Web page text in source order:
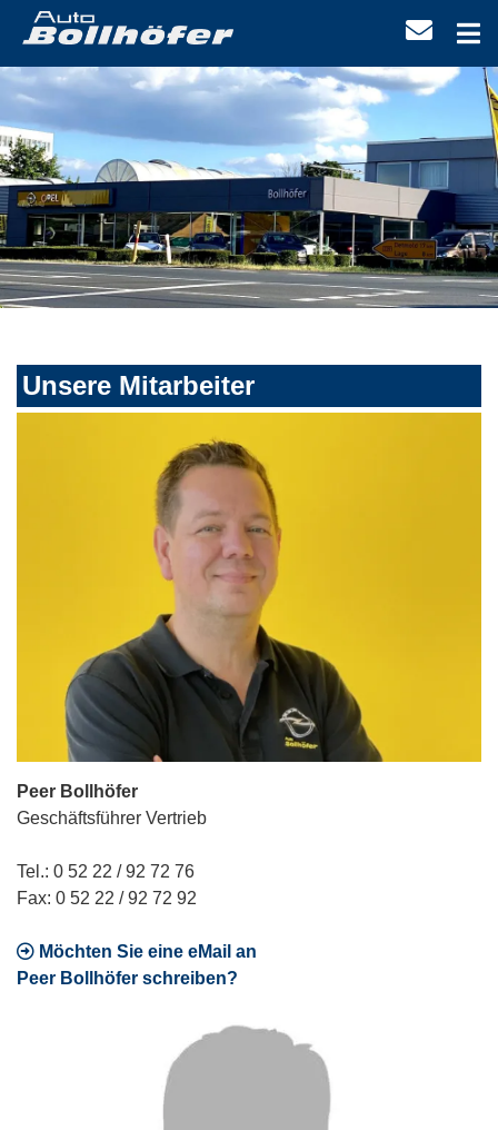
Unsere Mitarbeiter
Peer Bollhöfer
Geschäftsführer Vertrieb
Tel.: 0 52 22 / 92 72 76
Fax: 0 52 22 / 92 72 92
Möchten Sie eine eMail an
Peer Bollhöfer schreiben?